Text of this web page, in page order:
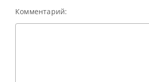
Комментарий: